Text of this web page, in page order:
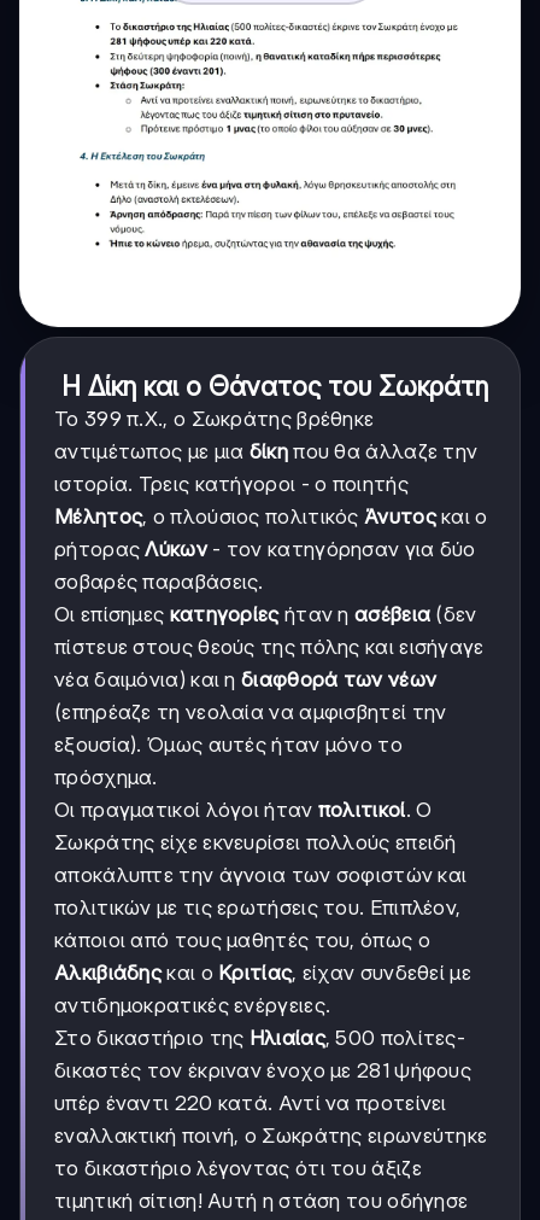
Η Δίκη και ο Θάνατος του Σωκράτη
Το 399 π.Χ., ο Σωκράτης βρέθηκε
αντιμέτωπος με μια δίκηπου θα άλλαζε την
ιστορία. Τρεις κατήγοροι - ο ποιητής
Μέλητος, ο πλούσιος πολιτικόςΆνυτοςκαι ο
ρήτοραςΛύκων- τον κατηγόρησαν για δύο
σοβαρές παραβάσεις.
Οι επίσημες κατηγορίεςήταν ηασέβεια (δεν
πίστευε στους θεούς της πόλης και εισήγαγε
νέα δαιμόνια) και ηδιαφθορά των νέων
(επηρέαζε τη νεολαία να αμφισβητεί την
εξουσία). Όμως αυτές ήταν μόνο το
πρόσχημα.
Οι πραγματικοί λόγοι ήταν πολιτικοί. Ο
Σωκράτης είχε εκνευρίσει πολλούς επειδή
αποκάλυπτε την άγνοια των σοφιστών και
πολιτικών με τις ερωτήσεις του. Επιπλέον,
κάποιοι από τους μαθητές του, όπως ο
Αλκιβιάδηςκαι ο Κριτίας, είχαν συνδεθεί με
αντιδημοκρατικές ενέργειες.
Στο δικαστήριο της Ηλιαίας, 500 πολίτες-
δικαστές τον έκριναν ένοχο με 281 ψήφους
υπέρ έναντι 220 κατά. Αντί να προτείνει
εναλλακτική ποινή, ο Σωκράτης ειρωνεύτηκε
το δικαστήριο λέγοντας ότι του άξιζε
τιμητική σίτιση! Αυτή η στάση του οδήγησε